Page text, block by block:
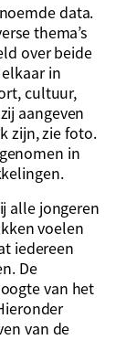
data.
thema’s
over beide
in
cultuur,
aangeven
zijn, zie foto.
in
alle jongeren
voelen
iedereen
De
van het
van de